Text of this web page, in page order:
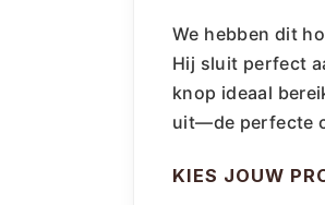
We hebben dit
Hij sluit perfect
knop ideaal
uit—de perfecte
KIES JOUW